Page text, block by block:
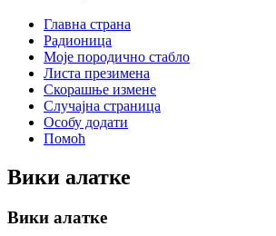
Главна страна
Радионица
Моје породично стабло
Листа презимена
Скорашње измене
Случајна страница
Особу додати
Помоћ
Вики алатке
Вики алатке